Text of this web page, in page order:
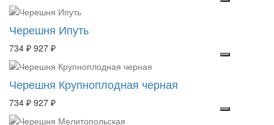
Черешня Ипуть
734 ₽ 927 ₽
Черешня Крупноплодная черная
734 ₽ 927 ₽